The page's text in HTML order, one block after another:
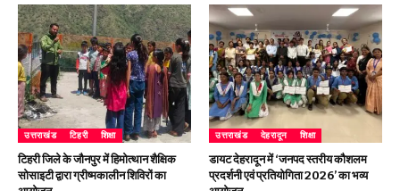
उत्तराखंड टिहरी शिक्षा
टिहरी जिले के जौनपुर में हिमोत्थान शैक्षिक
सोसाइटी द्वारा ग्रीष्मकालीन शिविरों का
उत्तराखंड देहरादून शिक्षा
डायट देहरादून में ‘जनपद स्तरीय कौशलम
प्रदर्शनी एवं प्रतियोगिता 2026’ का भव्य